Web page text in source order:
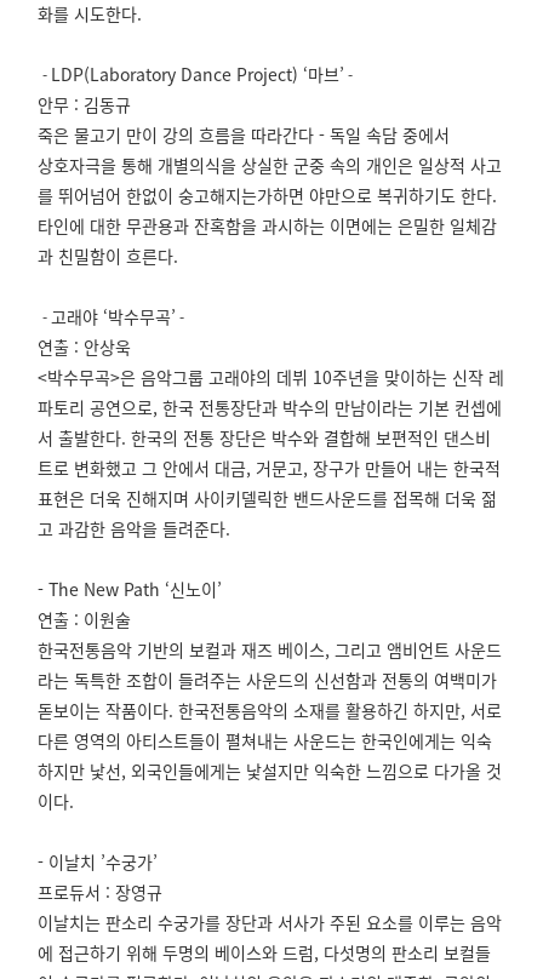
화를 시도한다.
- LDP(Laboratory Dance Project) ‘마브’ -
안무 : 김동규
죽은 물고기 만이 강의 흐름을 따라간다 - 독일 속담 중에서
상호자극을 통해 개별의식을 상실한 군중 속의 개인은 일상적 사고
를 뛰어넘어 한없이 숭고해지는가하면 야만으로 복귀하기도 한다.
타인에 대한 무관용과 잔혹함을 과시하는 이면에는 은밀한 일체감
과 친밀함이 흐른다.
-고래야 ‘박수무곡’ -
연출 : 안상욱
<박수무곡>은 음악그룹 고래야의 데뷔 10주년을 맞이하는 신작 레
파토리 공연으로, 한국 전통장단과 박수의 만남이라는 기본 컨셉에
서 출발한다. 한국의 전통 장단은 박수와 결합해 보편적인 댄스비
트로 변화했고 그 안에서 대금, 거문고, 장구가 만들어 내는 한국적
표현은 더욱 진해지며 사이키델릭한 밴드사운드를 접목해 더욱 젊
고 과감한 음악을 들려준다.
- The New Path ‘신노이’
연출 : 이원술
한국전통음악 기반의 보컬과 재즈 베이스, 그리고 앰비언트 사운드
라는 독특한 조합이 들려주는 사운드의 신선함과 전통의 여백미가
돋보이는 작품이다. 한국전통음악의 소재를 활용하긴 하지만, 서로
다른 영역의 아티스트들이 펼쳐내는 사운드는 한국인에게는 익숙
하지만 낯선, 외국인들에게는 낯설지만 익숙한 느낌으로 다가올 것
이다.
- 이날치 ’수궁가’
프로듀서 : 장영규
이날치는 판소리 수궁가를 장단과 서사가 주된 요소를 이루는 음악
에 접근하기 위해 두명의 베이스와 드럼, 다섯명의 판소리 보컬들